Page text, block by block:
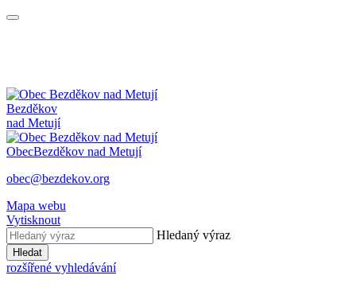
Bezděkov
nad Metují
ObecBezděkov nad Metují
obec@bezdekov.org
Mapa webu
Vytisknout
Hledaný výraz
Hledat
rozšířené vyhledávání